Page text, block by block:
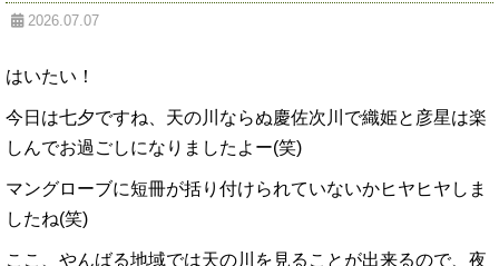
2026.07.07
はいたい！
今日は七夕ですね、天の川ならぬ慶佐次川で織姫と彦星は楽
しんでお過ごしになりましたよー(笑)
マングローブに短冊が括り付けられていないかヒヤヒヤしま
したね(笑)
ここ、やんばる地域では天の川を見ることが出来るので、夜